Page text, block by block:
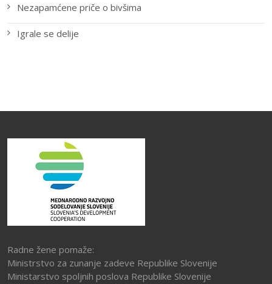
Nezapamćene priče o bivšima
Igrale se delije
Radne žene pomaže:
Ministrstvo za zunanje zadeve Republike Slovenije
Ministarstvo spoljnih poslova Republike Slovenije